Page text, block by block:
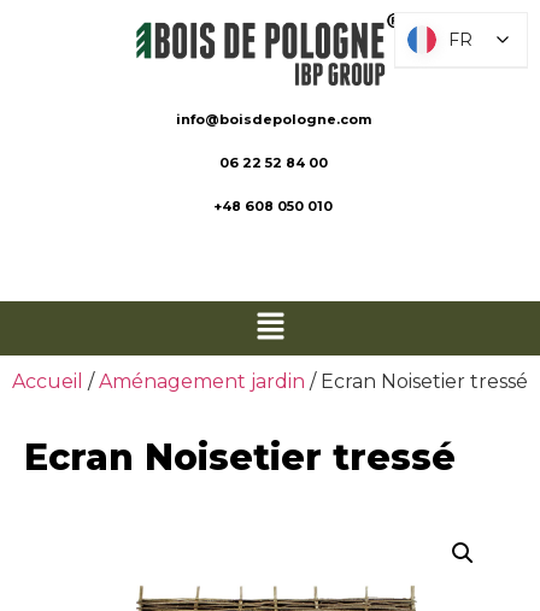
info@boisdepologne.com
06 22 52 84 00
+48 608 050 010
Accueil /Aménagement jardin / Ecran Noisetier tressé
Ecran Noisetier tressé
FR
FR